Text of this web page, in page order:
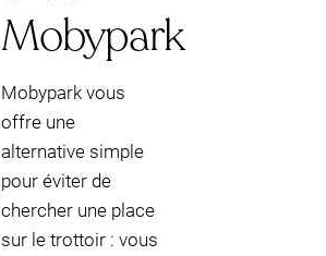
Mobypark
Mobypark vous
offre une
alternative simple
pour éviter de
chercher une place
sur le trottoir : vous